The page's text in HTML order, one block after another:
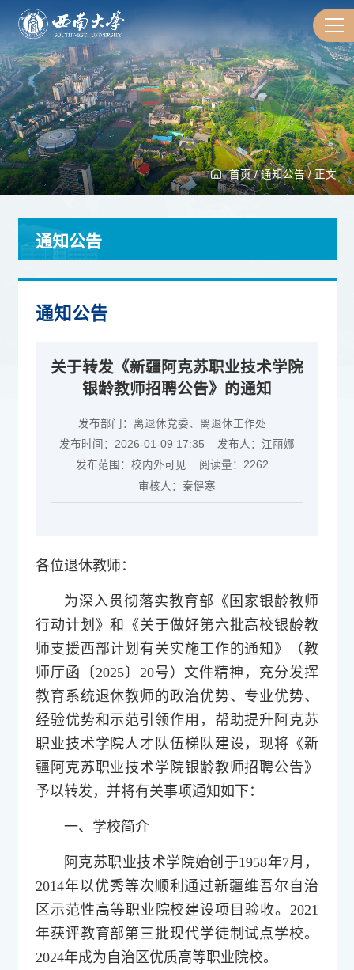
首页/通知公告/正文
通知公告
通知公告
关于转发《新疆阿克苏职业技术学院
银龄教师招聘公告》的通知
发布部门：离退休党委、离退休工作处
发布时间：2026-01-09 17:35
发布人：江丽娜
发布范围：校内外可见
阅读量： 2262
审核人：秦健寒
各位退休教师：
为深入贯彻落实教育部《国家银龄教师
行动计划》和《关于做好第六批高校银龄教
师支援西部计划有关实施工作的通知》（教
师厅函〔2025〕20号）文件精神，充分发挥
教育系统退休教师的政治优势、专业优势、
经验优势和示范引领作用，帮助提升阿克苏
职业技术学院人才队伍梯队建设，现将《新
疆阿克苏职业技术学院银龄教师招聘公告》
予以转发，并将有关事项通知如下：
一、学校简介
阿克苏职业技术学院始创于1958年7月，
2014年以优秀等次顺利通过新疆维吾尔自治
区示范性高等职业院校建设项目验收。2021
年获评教育部第三批现代学徒制试点学校。
2024年成为自治区优质高等职业院校。